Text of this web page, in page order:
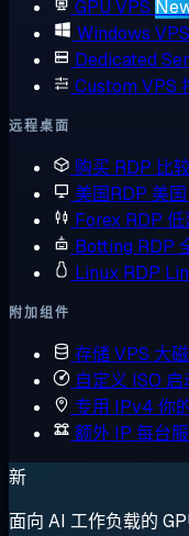
GPU VPS
Windows VPS
Dedicated
Custom VPS
远程桌面
购买 RDP 比
美国RDP 美
Forex RDP 低
Botting RDP
Linux RDP
附加组件
存储 VPS 大
自定义 ISO 启
专用 IPv4 你
额外 IP 每台
新
面向 AI 工作负载的